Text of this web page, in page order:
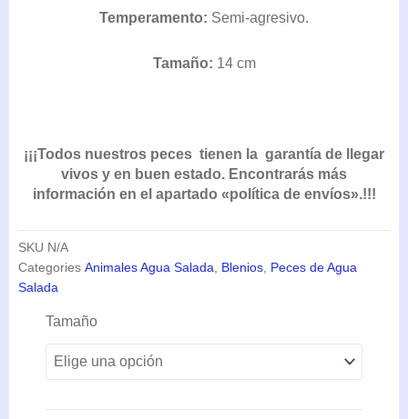
Temperamento: Semi-agresivo.
Tamaño: 14 cm
¡¡¡Todos nuestros peces tienen la garantía de llegar
vivos y en buen estado. Encontrarás más
información en el apartado «política de envíos».!!!
SKU N/A
Categories Animales Agua Salada Blenios Peces de Agua
Salada
Tamaño
Salarias
(Bicolor)
cantidad